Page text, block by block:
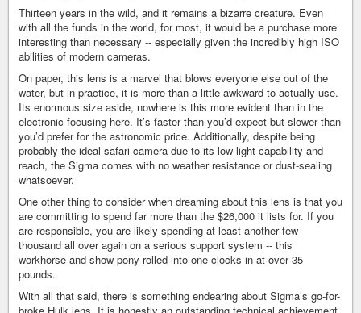
Thirteen years in the wild, and it remains a bizarre creature. Even
with all the funds in the world, for most, it would be a purchase more
interesting than necessary -- especially given the incredibly high ISO
abilities of modern cameras.
On paper, this lens is a marvel that blows everyone else out of the
water, but in practice, it is more than a little awkward to actually use.
Its enormous size aside, nowhere is this more evident than in the
electronic focusing here. It’s faster than you’d expect but slower than
you’d prefer for the astronomic price. Additionally, despite being
probably the ideal safari camera due to its low-light capability and
reach, the Sigma comes with no weather resistance or dust-sealing
whatsoever.
One other thing to consider when dreaming about this lens is that you
are committing to spend far more than the $26,000 it lists for. If you
are responsible, you are likely spending at least another few
thousand all over again on a serious support system -- this
workhorse and show pony rolled into one clocks in at over 35
pounds.
With all that said, there is something endearing about Sigma’s go-for-